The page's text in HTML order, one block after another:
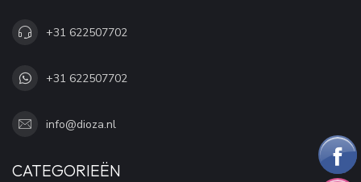
+31 622507702
+31 622507702
info@dioza.nl
CATEGORIEËN